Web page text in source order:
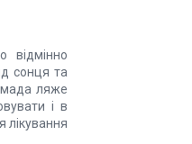
відмінно
сонця та
ляже
і в
лікування